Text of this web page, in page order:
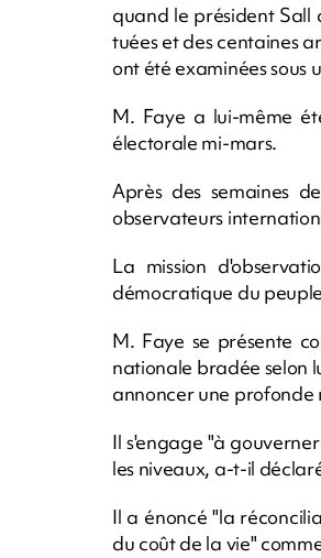
quand le président Sall
tuées et des centaines
ont été examinées sous
M. Faye a lui-même
électorale mi-mars.
Après des semaines
observateurs
La mission
démocratique du
M. Faye se présente
nationale bradée selon
annoncer une profonde
Il s'engage "à
les niveaux, a-t-il
Il a énoncé "la
du coût de la vie"